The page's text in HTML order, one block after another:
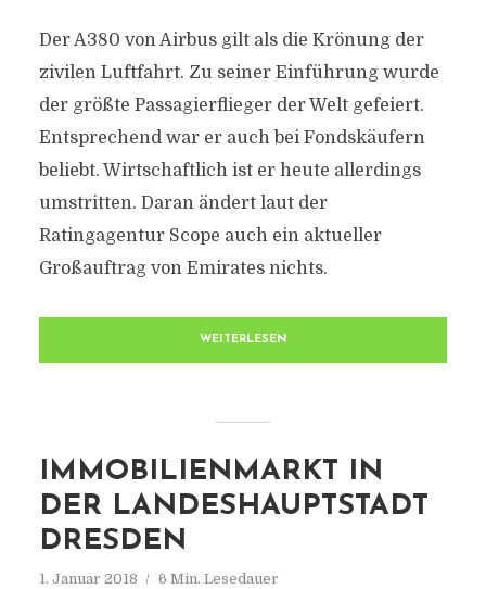
Der A380 von Airbus gilt als die Krönung der
zivilen Luftfahrt. Zu seiner Einführung wurde
der größte Passagierflieger der Welt gefeiert.
Entsprechend war er auch bei Fondskäufern
beliebt. Wirtschaftlich ist er heute allerdings
umstritten. Daran ändert laut der
Ratingagentur Scope auch ein aktueller
Großauftrag von Emirates nichts.
WEITERLESEN
IMMOBILIENMARKT IN
DER LANDESHAUPTSTADT
DRESDEN
1. Januar 2018 6 Min. Lesedauer